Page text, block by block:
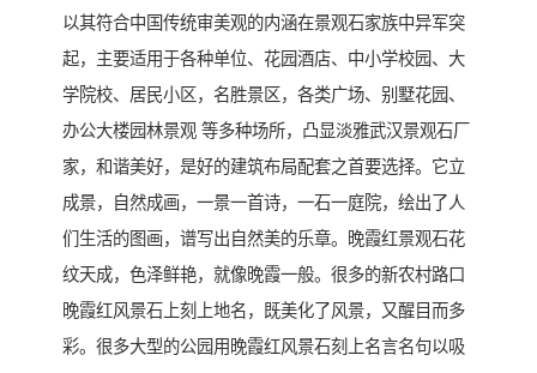
以其符合中国传统审美观的内涵在景观石家族中异军突
起，主要适用于各种单位、花园酒店、中小学校园、大
学院校、居民小区，名胜景区，各类广场、别墅花园、
办公大楼园林景观 等多种场所，凸显淡雅武汉景观石厂
家，和谐美好，是好的建筑布局配套之首要选择。它立
成景，自然成画，一景一首诗，一石一庭院，绘出了人
们生活的图画，谱写出自然美的乐章。晚霞红景观石花
纹天成，色泽鲜艳，就像晚霞一般。很多的新农村路口
晚霞红风景石上刻上地名，既美化了风景，又醒目而多
彩。很多大型的公园用晚霞红风景石刻上名言名句以吸